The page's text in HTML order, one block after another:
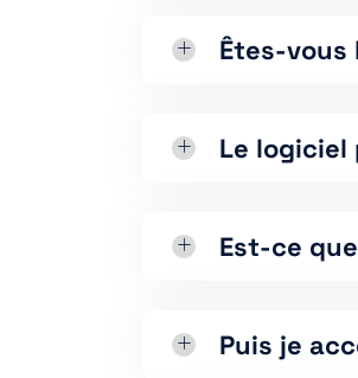
Êtes-vous
Le logiciel
Est-ce
Puis je